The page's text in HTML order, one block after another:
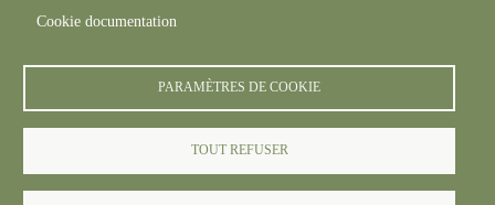
Cookie documentation
PARAMÈTRES DE COOKIE
TOUT REFUSER